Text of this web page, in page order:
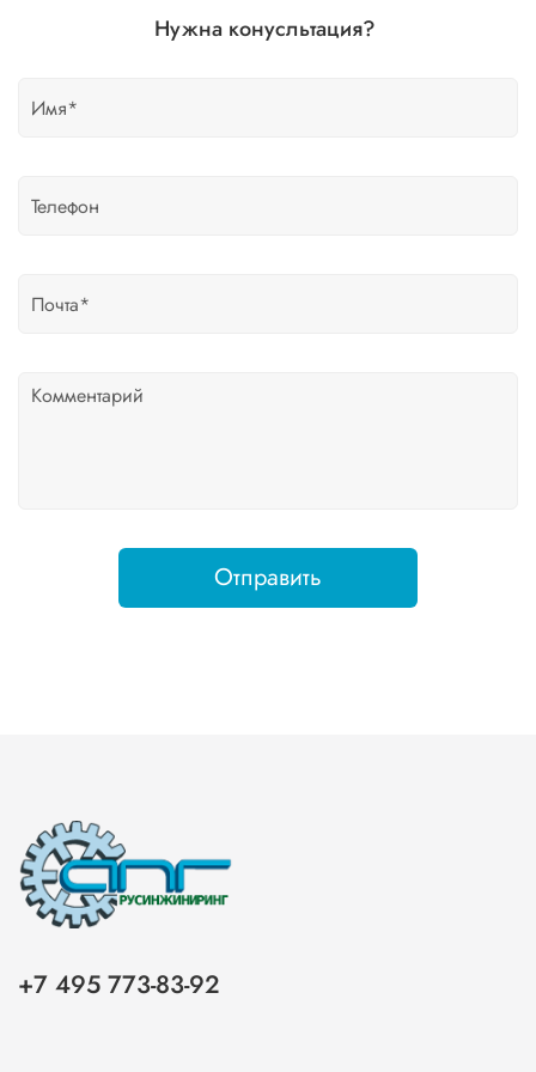
Нужна конусльтация?
Отправить
+7 495 773-83-92